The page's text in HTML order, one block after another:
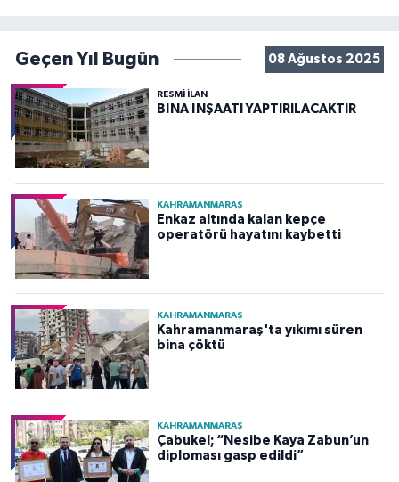
Geçen Yıl Bugün 08 Ağustos 2025
RESMİ İLAN
BİNA İNŞAATI YAPTIRILACAKTIR
KAHRAMANMARAŞ
Enkaz altında kalan kepçe
operatörü hayatını kaybetti
KAHRAMANMARAŞ
Kahramanmaraş'ta yıkımı süren
bina çöktü
KAHRAMANMARAŞ
Çabukel; “Nesibe Kaya Zabun’un
diploması gasp edildi”